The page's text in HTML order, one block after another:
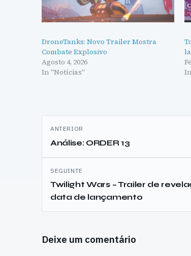
DroneTanks: Novo Trailer Mostra
Combate Explosivo
Agosto 4, 2026
In "Notícias"
Navegação
de
artigos
ANTERIOR
Análise: ORDER 13
SEGUINTE
Twilight Wars – Trailer de
data de lançamento
Deixe um comentário